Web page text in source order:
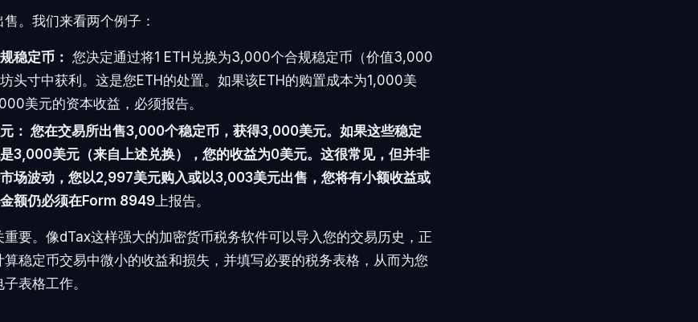
。我们来看两个例子：
稳定币： 您决定通过将1 ETH兑换为3,000个合规稳定币（价值3,000
头寸中获利。这是您ETH的处置。如果该ETH的购置成本为1,000美
美元的资本收益，必须报告。
： 您在交易所出售3,000个稳定币，获得3,000美元。如果这些稳定
3,000美元（来自上述兑换），您的收益为0美元。这很常见，但并非
场波动，您以2,997美元购入或以3,003美元出售，您将有小额收益或
额仍必须在Form 8949上报告。
重要。像dTax这样强大的加密货币税务软件可以导入您的交易历史，正
稳定币交易中微小的收益和损失，并填写必要的税务表格，从而为您
表格工作。